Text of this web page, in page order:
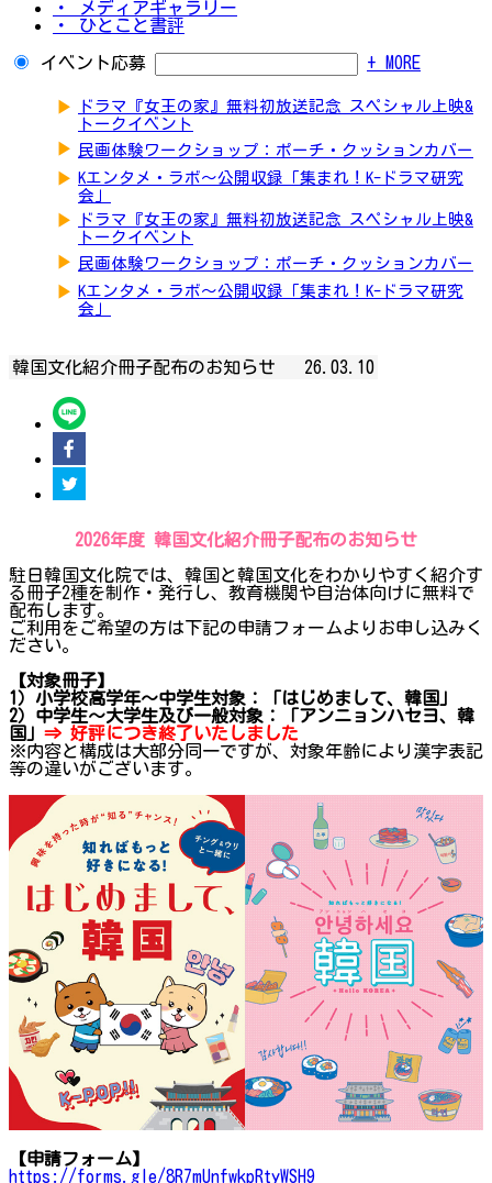
・ メディアギャラリー
・ ひとこと書評
イベント応募 + MORE
▶
ドラマ『女王の家』無料初放送記念 スペシャル上映&
トークイベント
▶ 民画体験ワークショップ：ポーチ・クッションカバー
▶ Kエンタメ・ラボ～公開収録「集まれ！K-ドラマ研究
会」
▶
ドラマ『女王の家』無料初放送記念 スペシャル上映&
トークイベント
▶ 民画体験ワークショップ：ポーチ・クッションカバー
▶ Kエンタメ・ラボ～公開収録「集まれ！K-ドラマ研究
会」
韓国文化紹介冊子配布のお知らせ 26.03.10
2026年度 韓国文化紹介冊子配布のお知らせ
駐日韓国文化院では、韓国と韓国文化をわかりやすく紹介す
る冊子2種を制作・発行し、教育機関や自治体向けに無料で
配布します。
ご利用をご希望の方は下記の申請フォームよりお申し込みく
ださい。
【対象冊子】
1）小学校高学年～中学生対象：「はじめまして、韓国」
2）中学生～大学生及び一般対象：「アンニョンハセヨ、韓
国」 ⇒ 好評につき終了いたしました
※内容と構成は大部分同一ですが、対象年齢により漢字表記
等の違いがございます。
【申請フォーム】
https://forms.gle/8R7mUnfwkpRtyWSH9